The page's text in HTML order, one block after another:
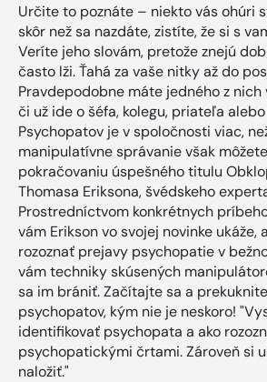
Určite to poznáte – niekto vás ohúri
skôr než sa nazdáte, zistíte, že si s
Veríte jeho slovám, pretože znejú
často lži. Ťahá za vaše nitky až do
Pravdepodobne máte jedného z nich
či už ide o šéfa, kolegu, priateľa
Psychopatov je v spoločnosti viac,
manipulatívne správanie však
pokračovaniu úspešného titulu
Thomasa Eriksona, švédskeho
Prostredníctvom konkrétnych
vám Erikson vo svojej novinke ukáže,
rozoznať prejavy psychopatie v
vám techniky skúsených
sa im brániť. Začítajte sa a
psychopatov, kým nie je neskoro!
identifikovať psychopata a ako
psychopatickými črtami. Zároveň si
naložiť."